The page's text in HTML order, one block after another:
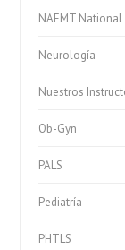
NAEMT
Neurología
Nuestros
Ob-Gyn
PALS
Pediatría
PHTLS